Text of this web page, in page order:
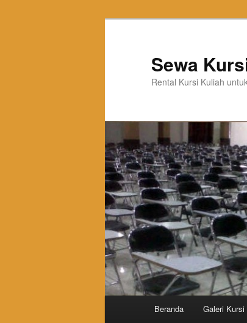
Sewa
Rental Kursi Kuliah
Skip to primary
Skip to secondary
Beranda Galeri Kursi